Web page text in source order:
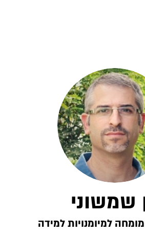
שמשוני
למיומנויות למידה